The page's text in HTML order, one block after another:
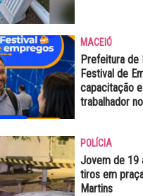
MACEIÓ
Prefeitura de
Festival de
capacitação
trabalhador
POLÍCIA
Jovem de 19
tiros em
Martins